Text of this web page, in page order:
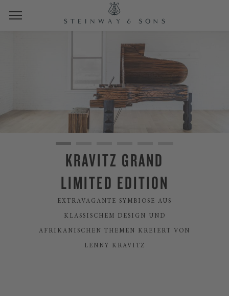
KRAVITZ GRAND
LIMITED EDITION
EXTRAVAGANTE SYMBIOSE AUS
KLASSISCHEM DESIGN UND
AFRIKANISCHEN THEMEN KREIERT VON
LENNY KRAVITZ